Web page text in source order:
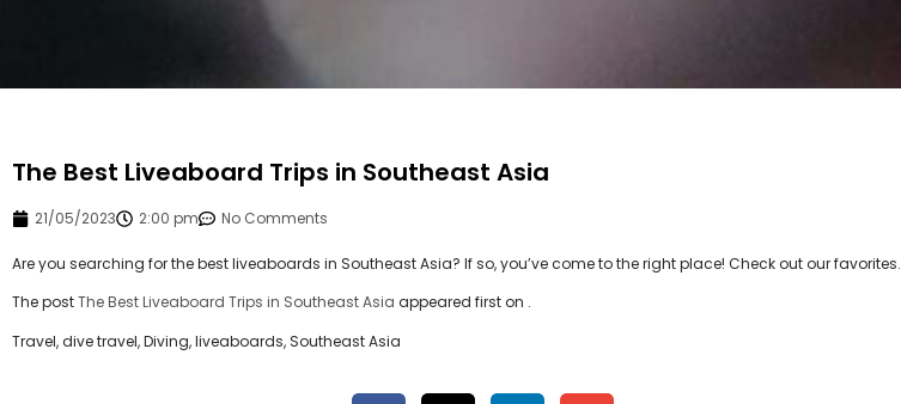
The Best Liveaboard Trips in Southeast Asia
21/05/2023 2:00 pm No Comments
Are you searching for the best liveaboards in Southeast Asia? If so, you’ve come to the right place! Check out our favorites.
The postThe Best Liveaboard Trips in Southeast Asia appeared first on .
Travel, dive travel, Diving, liveaboards, Southeast Asia